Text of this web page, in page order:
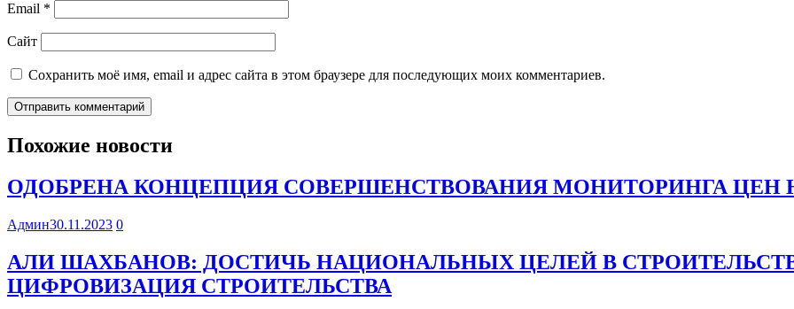
Email *
Сайт
Сохранить моё имя, email и адрес сайта в этом браузере для последующих моих комментариев.
Похожие новости
ОДОБРЕНА КОНЦЕПЦИЯ СОВЕРШЕНСТВОВАНИЯ МОНИТОРИНГА ЦЕН
Админ30.11.2023 0
АЛИ ШАХБАНОВ: ДОСТИЧЬ НАЦИОНАЛЬНЫХ ЦЕЛЕЙ В
ЦИФРОВИЗАЦИЯ СТРОИТЕЛЬСТВА